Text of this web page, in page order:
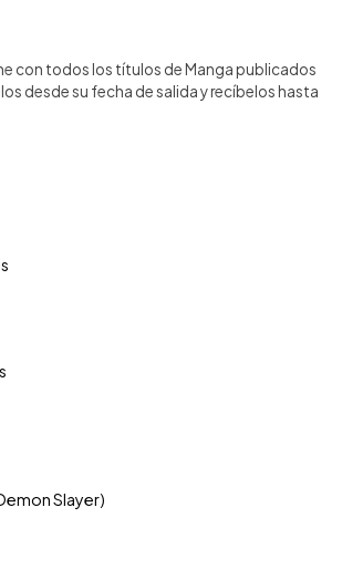
con todos los títulos de Manga publicados
desde su fecha de salida y recíbelos hasta
Slayer)